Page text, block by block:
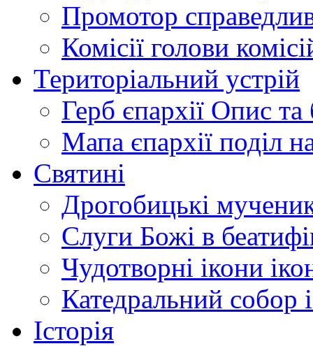
Промотор
Комісії голови
Територіальний устрій
Герб єпархії Опис та
Мапа єпархії поділ
Святині
Дрогобицькі
Слуги Божі в
Чудотворні ікони
Катедральний собор
Історія